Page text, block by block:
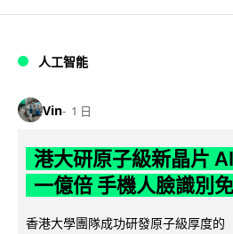
人工智能
Vin 1 日
港大研原子級新晶片
一億倍 手機人臉識別
香港大學團隊成功研發原子級厚度的